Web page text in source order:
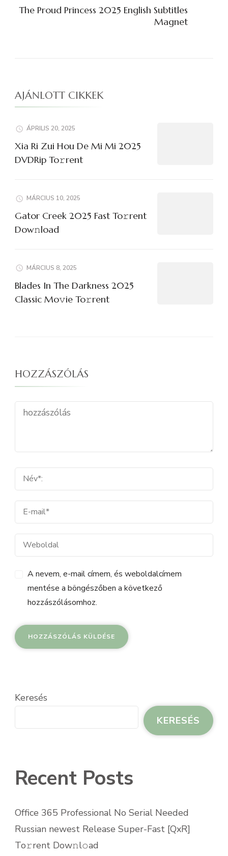
The Proud Princess 2025 English Subtitles
Magnet
AJÁNLOTT CIKKEK
ÁPRILIS 20, 2025
Xia Ri Zui Hou De Mi Mi 2025
DVDRip To𝚛rent
MÁRCIUS 10, 2025
Gator Creek 2025 Fast To𝚛rent
Dow𝚗load
MÁRCIUS 8, 2025
Blades In The Darkness 2025
Classic Mo𝚟ie To𝚛rent
HOZZÁSZÓLÁS
A nevem, e-mail címem, és weboldalcímem
mentése a böngészőben a következő
hozzászólásomhoz.
Keresés
KERESÉS
Recent Posts
Office 365 Professional No Serial Needed
Russian newest Release Super-Fast [QxR]
To𝚛rent Dow𝚗l𝚘ad